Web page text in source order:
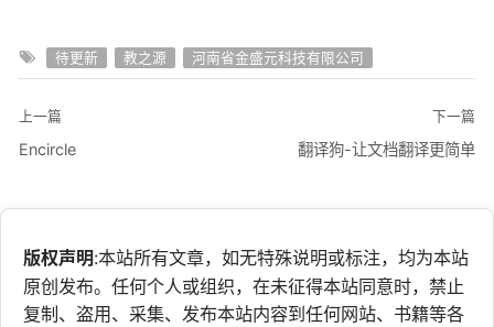
待更新 教之源 河南省金盛元科技有限公司
上一篇
Encircle
下一篇
翻译狗-让文档翻译更简单
版权声明:本站所有文章，如无特殊说明或标注，均为本站
原创发布。任何个人或组织，在未征得本站同意时，禁止
复制、盗用、采集、发布本站内容到任何网站、书籍等各